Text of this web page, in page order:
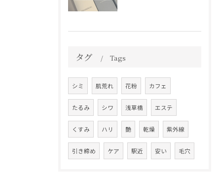
タグ Tags
シミ 肌荒れ 花粉 カフェ
たるみ シワ 浅草橋 エステ
くすみ ハリ 艶 乾燥 紫外線
引き締め ケア 駅近 安い 毛穴